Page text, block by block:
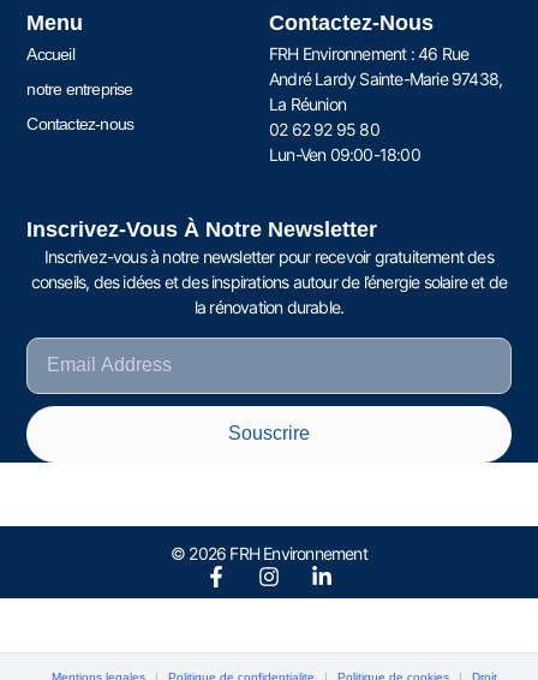
Menu
Accueil
notre entreprise
Contactez-nous
Contactez-Nous
FRH Environnement : 46 Rue
André Lardy Sainte-Marie 97438,
La Réunion
02 62 92 95 80
Lun-Ven 09:00-18:00
Inscrivez-Vous À Notre Newsletter
Inscrivez-vous à notre newsletter pour recevoir gratuitement des
conseils, des idées et des inspirations autour de l’énergie solaire et de
la rénovation durable.
Souscrire
© 2026 FRH Environnement
Mentions legales | Politique de confidentialite | Politique de cookies | Droit